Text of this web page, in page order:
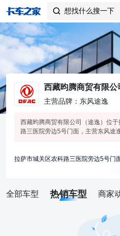
 想找什么搜一下
西藏昀腾商贸有限公
主营品牌：东风途逸
西藏昀腾商贸有限公司（途逸）位
路三医院旁边5号门面，主营东风途
拉萨市城关区农科路三医院旁边5号门
全部车型 热销车型 商家